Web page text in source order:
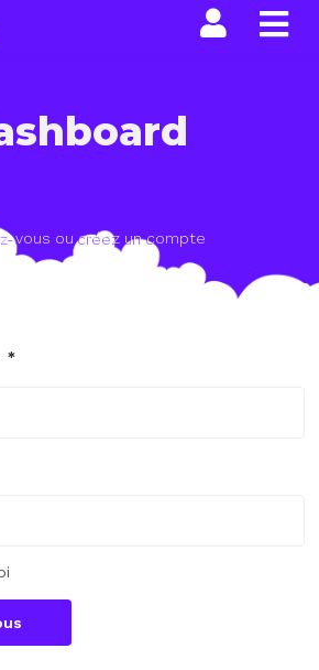
vous ou créez un compte